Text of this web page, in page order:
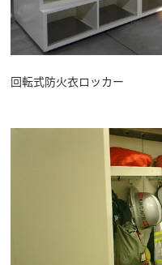
回転式防火衣ロッカー